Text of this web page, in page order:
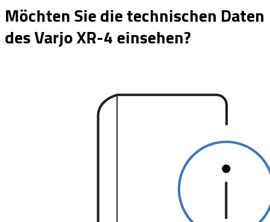
Möchten Sie die technischen Daten
des Varjo XR-4 einsehen?